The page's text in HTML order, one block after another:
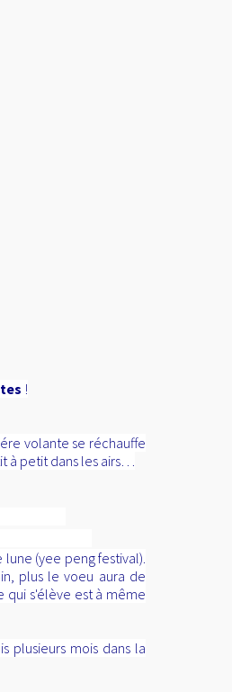
!
volante se réchauffe
à petit dans les airs…
soirée?
et invités.
(yee peng festival).
plus le voeu aura de
qui s'élève est à même
plusieurs mois dans la